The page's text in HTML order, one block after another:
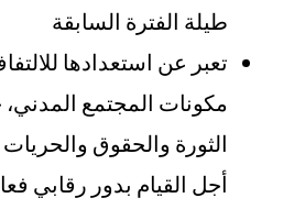
طيلة الفترة السابقة
تعبر عن استعدادها
مكونات المجتمع
الثورة والحقوق
أجل القيام بدور رقابي